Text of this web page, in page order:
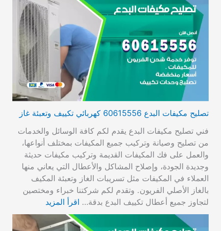
تصليح مكيفات البدع 60615556 كهربائي تكييف وتعبئة غاز
فني تصليح مكيفات البدع يقدم لكم كافة الوسائل والخدمات
من تصليح وصيانة وتركيب جميع المكيفات بمختلف أنواعها،
والعمل على فك المكيفات القديمة وتركيب مكيفات حديثة
وجديدة الجودة، وإصلاح المشاكل والأعطال التي يعاني منها
العملاء في المكيفات مثل تسريبات الغاز وتعبئة المكيف
بالغاز الأصلي الفريون. وتقدم لكم شركتنا خبراء ومختصين
لتجاوز جميع أعطال تكييف البدع بدقة… اقرأ المزيد